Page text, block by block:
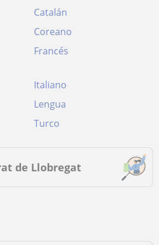
Catalán
Coreano
Francés
Italiano
Lengua
Turco
de Llobregat